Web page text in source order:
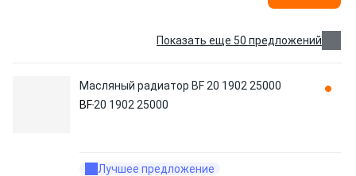
Показать еще 50 предложений
Масляный радиатор BF 20 1902 25000
BF20 1902 25000
Лучшее предложение